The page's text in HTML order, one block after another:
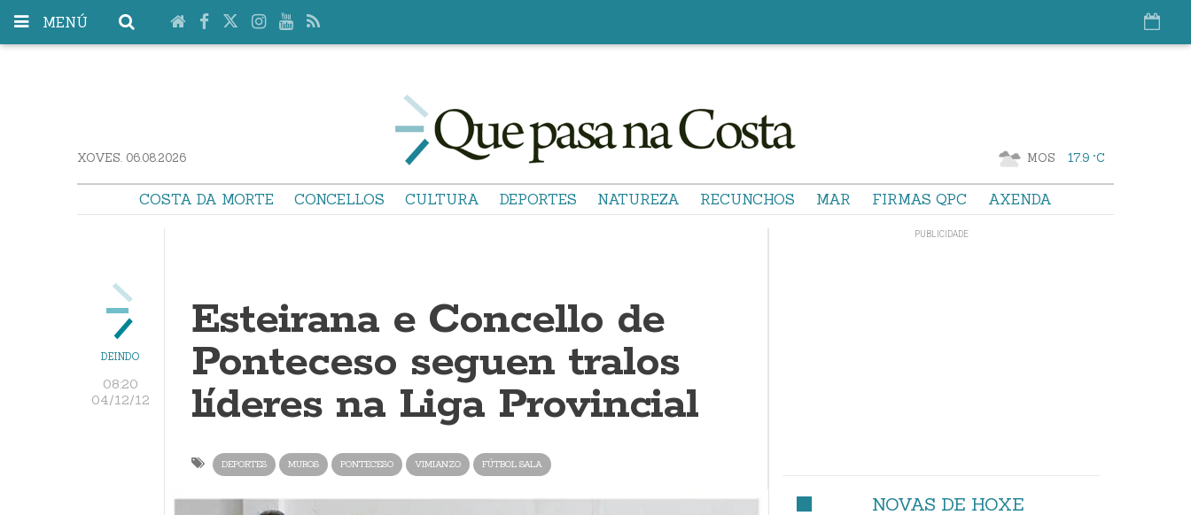
MENÚ
XOVES. 06.08.2026 MOS 17.9 °C
COSTA DA MORTE CONCELLOS CULTURA DEPORTES NATUREZA RECUNCHOS MAR FIRMAS QPC AXENDA
DEINDO
08:20
04/12/12
Esteirana e Concello de
Ponteceso seguen tralos
líderes na Liga Provincial
DEPORTES MUROS PONTECESO VIMIANZO FÚTBOL SALA
NOVAS DE HOXE